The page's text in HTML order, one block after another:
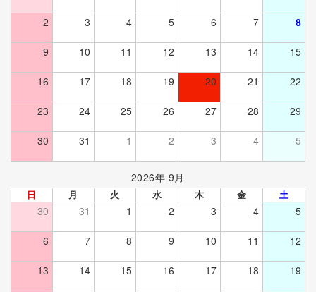
2 3 4 5 6 7 8
9 10 11 12 13 14 15
16 17 18 19 20 21 22
23 24 25 26 27 28 29
30 31 1 2 3 4 5
2026年 9月
日 月 火 水 木 金 土
30 31 1 2 3 4 5
6 7 8 9 10 11 12
13 14 15 16 17 18 19